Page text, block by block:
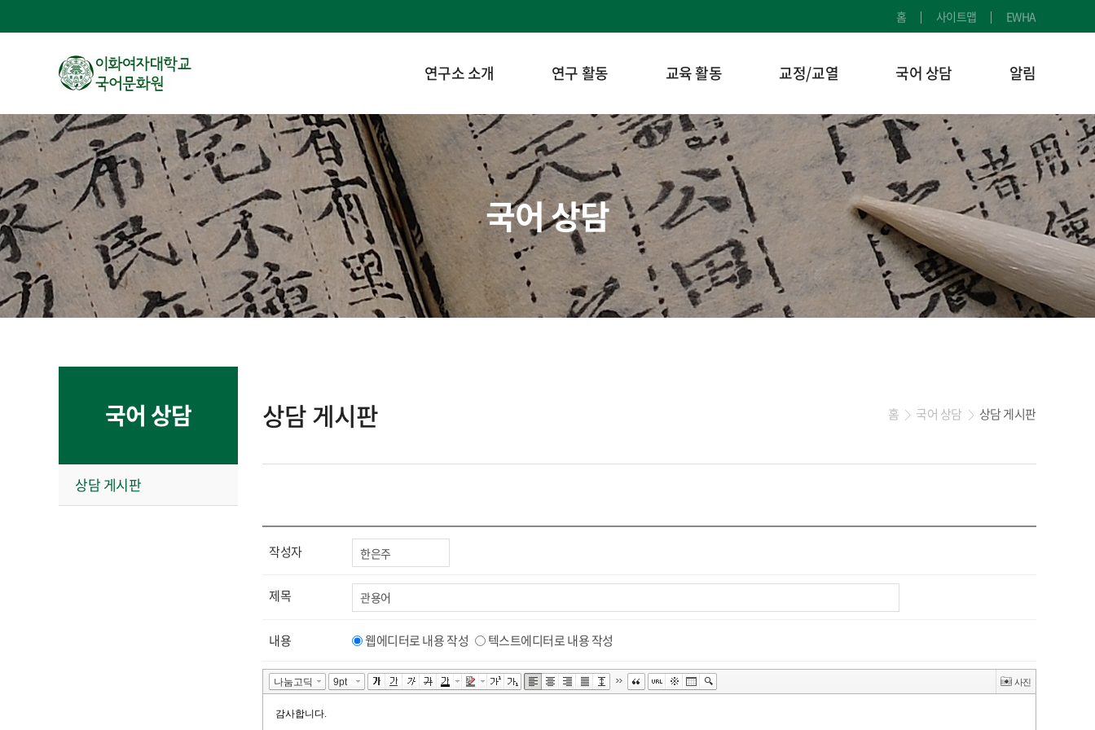
홈 사이트맵 EWHA
연구소 소개 연구 활동 교육 활동 교정/교열 국어 상담 알림
국어 상담
국어 상담
상담 게시판
상담 게시판 홈 > 국어 상담 > 상담 게시판
작성자
제목
내용 웹에디터로 내용 작성 텍스트에디터로 내용 작성